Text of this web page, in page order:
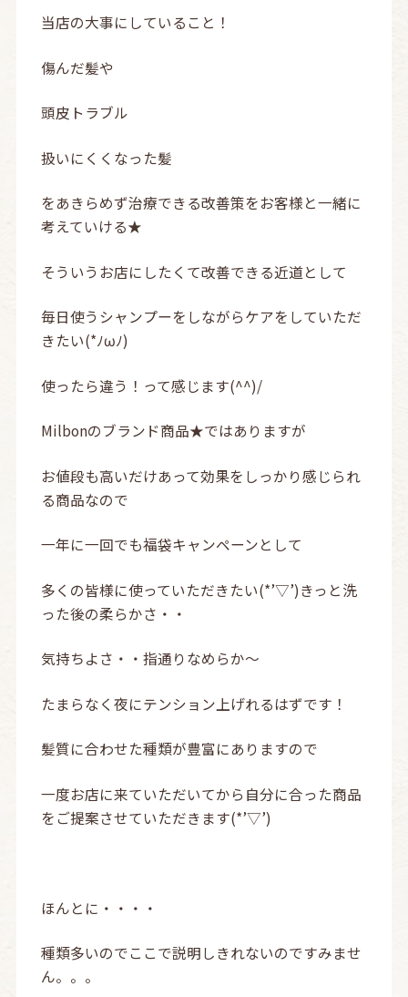
当店の大事にしていること！
傷んだ髪や
頭皮トラブル
扱いにくくなった髪
をあきらめず治療できる改善策をお客様と一緒に
考えていける★
そういうお店にしたくて改善できる近道として
毎日使うシャンプーをしながらケアをしていただ
きたい(*ﾉωﾉ)
使ったら違う！って感じます(^^)/
Milbonのブランド商品★ではありますが
お値段も高いだけあって効果をしっかり感じられ
る商品なので
一年に一回でも福袋キャンペーンとして
多くの皆様に使っていただきたい(*’▽’)きっと洗
った後の柔らかさ・・
気持ちよさ・・指通りなめらか～
たまらなく夜にテンション上げれるはずです！
髪質に合わせた種類が豊富にありますので
一度お店に来ていただいてから自分に合った商品
をご提案させていただきます(*’▽’)
ほんとに・・・・
種類多いのでここで説明しきれないのですみませ
ん。。。